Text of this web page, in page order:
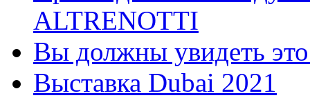
ALTRENOTTI
Вы должны увидеть
Выставка Dubai 2021